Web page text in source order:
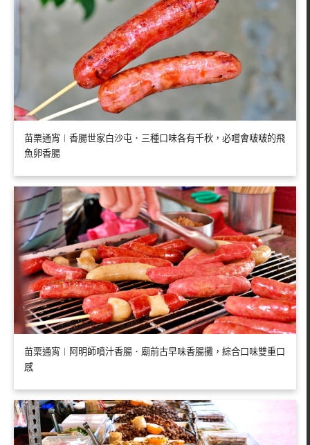
苗栗通宵︱香腸世家白沙屯．三種口味各有千秋，必嚐會啵啵的飛
魚卵香腸
苗栗通宵︱阿明師噴汁香腸．廟前古早味香腸攤，綜合口味雙重口
感